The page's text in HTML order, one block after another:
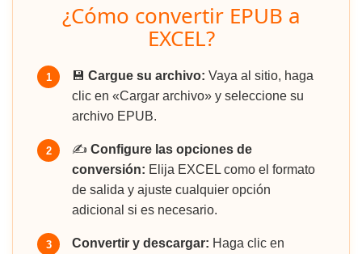
¿Cómo convertir EPUB a
EXCEL?
1 💾 Cargue su archivo: Vaya al sitio, haga
clic en «Cargar archivo» y seleccione su
archivo EPUB.
2 ✍️ Configure las opciones de
conversión: Elija EXCEL como el formato
de salida y ajuste cualquier opción
adicional si es necesario.
3 Convertir y descargar: Haga clic en